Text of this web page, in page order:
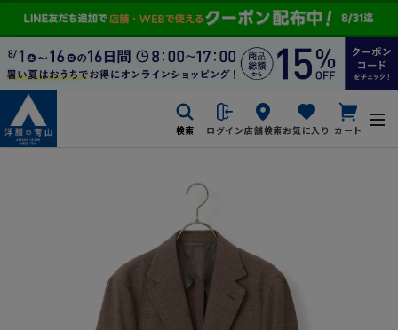
検索 ログイン店舗検索お気に入り カート